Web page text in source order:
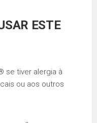
ESTE
se tiver alergia à
ou aos outros